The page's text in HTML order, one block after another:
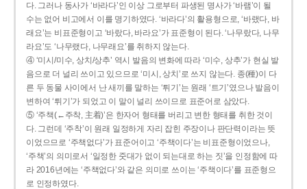
다. 그러나 동사가 ‘바라다’인 이상 그로부터 파생된 명사가 ‘바램’이 될
수는 없어 비고에서 이를 명기하였다. ‘바라다’의 활용형으로, ‘바랬다, 바
래요’는 비표준형이고 ‘바랐다, 바라요’가 표준형이 된다. ‘나무랐다, 나무
라요’도 ‘나무랬다, 나무래요’를 취하지 않는다.
④ ‘미시/미수, 상치/상추’ 역시 발음의 변화에 따라 ‘미수, 상추’가 현실 발
음으로 더 널리 쓰이고 있으므로 ‘미시, 상치’로 쓰지 않는다. 종(種)이 다
른 두 동물 사이에서 난 새끼를 말하는 ‘튀기’는 원래 ‘트기’였으나 발음이
변하여 ‘튀기’가 되었고 이 말이 널리 쓰이므로 표준어로 삼았다.
⑤ ‘주책(←주착, 主着)’은 한자어 형태를 버리고 변한 형태를 취한 것이
다. 그런데 ‘주착’이 원래 일정하게 자리 잡힌 주장이나 판단력이라는 뜻
이었으므로 ‘주책없다’가 표준어이고 ‘주책이다’는 비표준형이었으나,
‘주책’의 의미로서 ‘일정한 줏대가 없이 되는대로 하는 짓’을 인정함에 따
라 2016년에는 ‘주책없다’와 같은 의미로 쓰이는 ‘주책이다’를 표준형으
로 인정하였다.